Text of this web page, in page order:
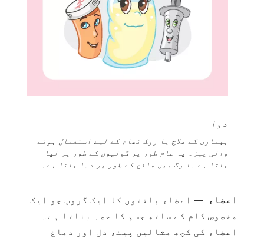
دوا
بیماری کے علاج یا روک تھام کے لیے استعمال ہونے
والی چیز۔ یہ عام طور پر گولیوں کے طور پر لیا
جاتا ہے یا رگ میں مائع کے طور پر دیا جاتا ہے۔
اعضاء
— اعضاء بافتوں کا ایک گروپ جو ایک
مخصوص کام کے ساتھ جسم کا حصہ بناتا ہے۔
اعضاء کی کچھ مثالیں پیٹ، دل اور دماغ